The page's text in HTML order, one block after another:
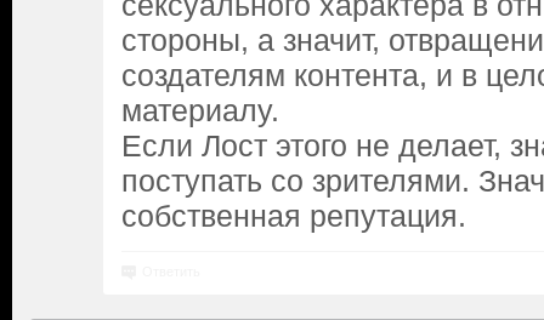
стороны, а значит,
создателям контента, и в
материалу.
Если Лост этого не делает,
поступать со зрителями.
собственная репутация.